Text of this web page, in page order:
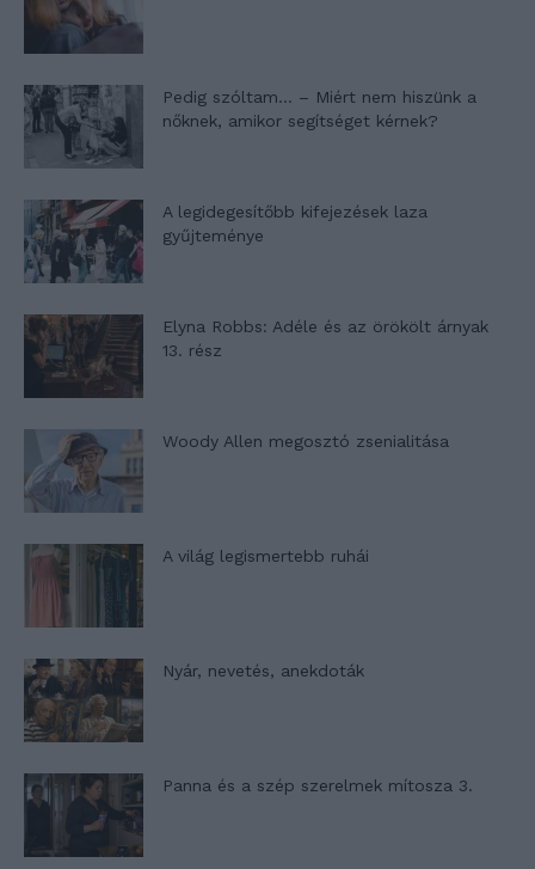
Pedig szóltam… – Miért nem hiszünk a
nőknek, amikor segítséget kérnek?
A legidegesítőbb kifejezések laza
gyűjteménye
Elyna Robbs: Adéle és az örökölt árnyak
13. rész
Woody Allen megosztó zsenialitása
A világ legismertebb ruhái
Nyár, nevetés, anekdoták
Panna és a szép szerelmek mítosza 3.